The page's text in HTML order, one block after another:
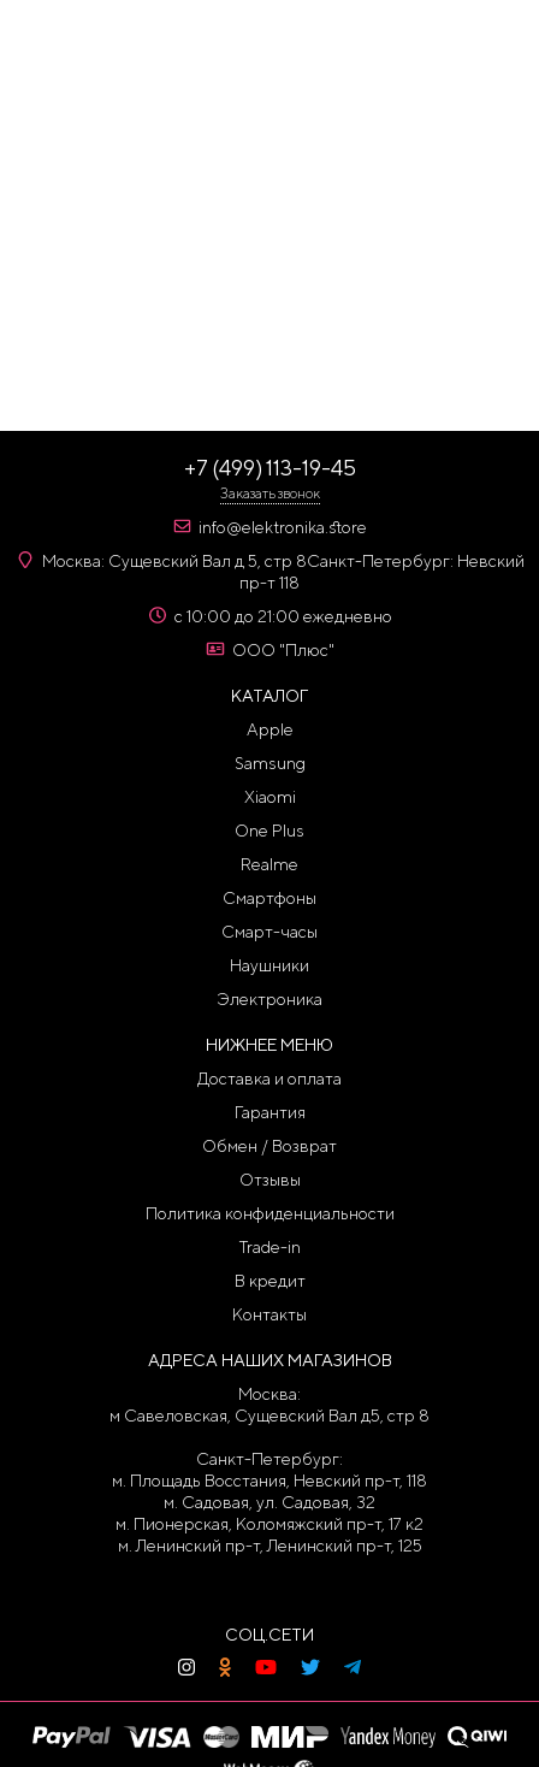
+7 (499) 113-19-45
Заказать звонок
info@elektronika.store
Москва: Сущевский Вал д 5, стр 8Санкт-Петербург: Невский
пр-т 118
с 10:00 до 21:00 ежедневно
ООО "Плюс"
КАТАЛОГ
Apple
Samsung
Xiaomi
One Plus
Realme
Смартфоны
Смарт-часы
Наушники
Электроника
НИЖНЕЕ МЕНЮ
Доставка и оплата
Гарантия
Обмен / Возврат
Отзывы
Политика конфиденциальности
Trade-in
В кредит
Контакты
АДРЕСА НАШИХ МАГАЗИНОВ
Москва:
м Савеловская, Сущевский Вал д5, стр 8
Санкт-Петербург:
м. Площадь Восстания, Невский пр-т, 118
м. Садовая, ул. Садовая, 32
м. Пионерская, Коломяжский пр-т, 17 к2
м. Ленинский пр-т, Ленинский пр-т, 125
СОЦ.СЕТИ